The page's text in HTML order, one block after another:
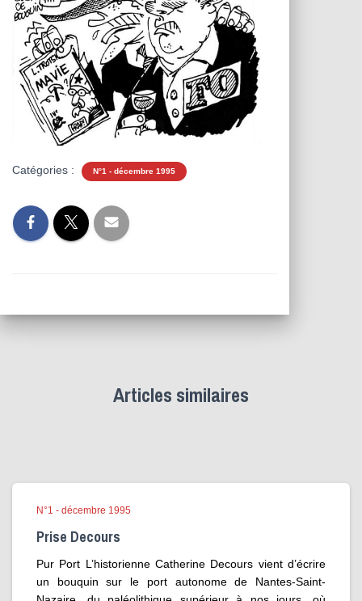
Catégories : N°1 - décembre 1995
Articles similaires
N°1 - décembre 1995
Prise Decours
Pur Port L’historienne Catherine Decours vient d’écrire
un bouquin sur le port autonome de Nantes-Saint-